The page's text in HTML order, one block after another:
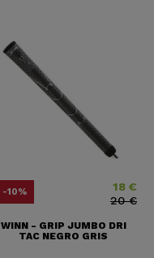
-10% Precio18 €
Precio
20 €
WINN - GRIP JUMBO DRI
TAC NEGRO GRIS